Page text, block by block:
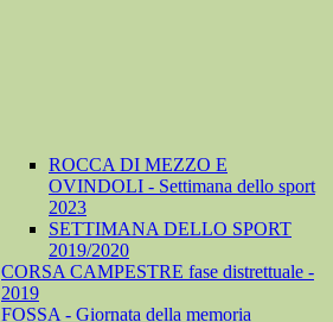
ROCCA DI MEZZO E
OVINDOLI - Settimana dello sport
2023
SETTIMANA DELLO SPORT
2019/2020
CORSA CAMPESTRE fase distrettuale -
2019
FOSSA - Giornata della memoria